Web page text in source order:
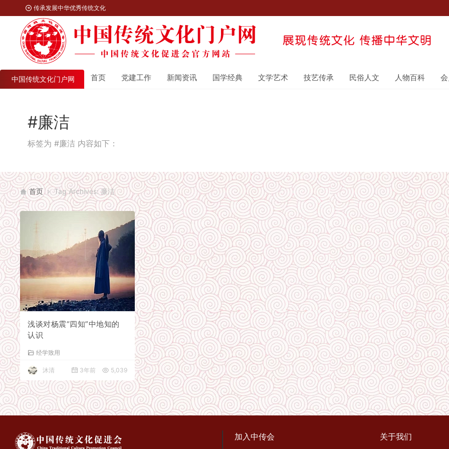
传承发展中华优秀传统文化
中国传统文化门户网 首页 党建工作 新闻资讯 国学经典 文学艺术 技艺传承 民俗人文 人物百科
#廉洁
标签为 #廉洁 内容如下：
首页 Tag Archives: 廉洁
浅谈对杨震“四知”中地知的
认识
经学致用
沐清 3年前 5,039
加入中传会 关于我们